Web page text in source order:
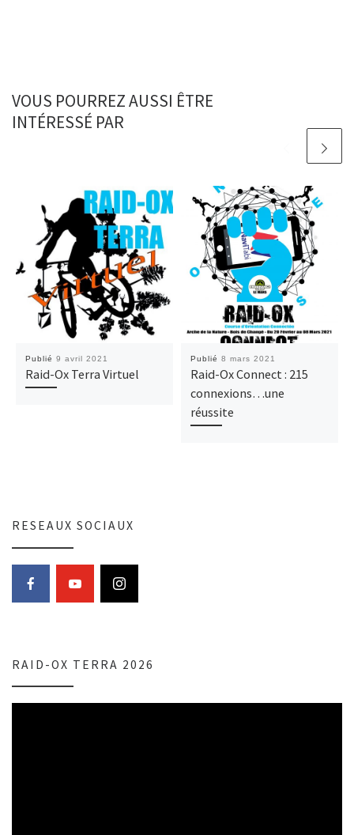
VOUS POURREZ AUSSI ÊTRE
INTÉRESSÉ PAR
Publié 9 avril 2021
Raid-Ox Terra Virtuel
Publié 8 mars 2021
Raid-Ox Connect : 215
connexions…une
réussite
RESEAUX SOCIAUX
RAID-OX TERRA 2026